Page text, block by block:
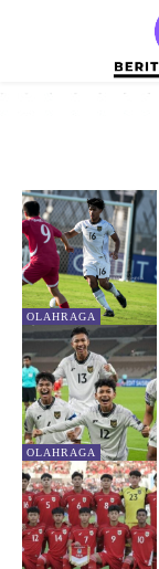
OLAHRAGA
OLAHRAGA